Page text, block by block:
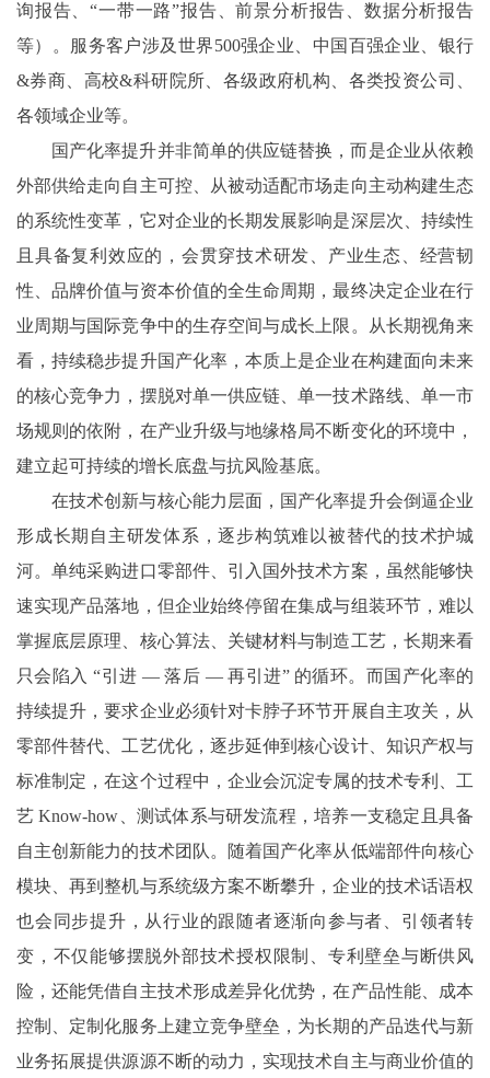
询报告、“一带一路”报告、前景分析报告、数据分析报告
等）。服务客户涉及世界500强企业、中国百强企业、银行
&券商、高校&科研院所、各级政府机构、各类投资公司、
各领域企业等。
国产化率提升并非简单的供应链替换，而是企业从依赖
外部供给走向自主可控、从被动适配市场走向主动构建生态
的系统性变革，它对企业的长期发展影响是深层次、持续性
且具备复利效应的，会贯穿技术研发、产业生态、经营韧
性、品牌价值与资本价值的全生命周期，最终决定企业在行
业周期与国际竞争中的生存空间与成长上限。从长期视角来
看，持续稳步提升国产化率，本质上是企业在构建面向未来
的核心竞争力，摆脱对单一供应链、单一技术路线、单一市
场规则的依附，在产业升级与地缘格局不断变化的环境中，
建立起可持续的增长底盘与抗风险基底。
在技术创新与核心能力层面，国产化率提升会倒逼企业
形成长期自主研发体系，逐步构筑难以被替代的技术护城
河。单纯采购进口零部件、引入国外技术方案，虽然能够快
速实现产品落地，但企业始终停留在集成与组装环节，难以
掌握底层原理、核心算法、关键材料与制造工艺，长期来看
只会陷入 “引进 — 落后 — 再引进” 的循环。而国产化率的
持续提升，要求企业必须针对卡脖子环节开展自主攻关，从
零部件替代、工艺优化，逐步延伸到核心设计、知识产权与
标准制定，在这个过程中，企业会沉淀专属的技术专利、工
艺 Know‑how、测试体系与研发流程，培养一支稳定且具备
自主创新能力的技术团队。随着国产化率从低端部件向核心
模块、再到整机与系统级方案不断攀升，企业的技术话语权
也会同步提升，从行业的跟随者逐渐向参与者、引领者转
变，不仅能够摆脱外部技术授权限制、专利壁垒与断供风
险，还能凭借自主技术形成差异化优势，在产品性能、成本
控制、定制化服务上建立竞争壁垒，为长期的产品迭代与新
业务拓展提供源源不断的动力，实现技术自主与商业价值的